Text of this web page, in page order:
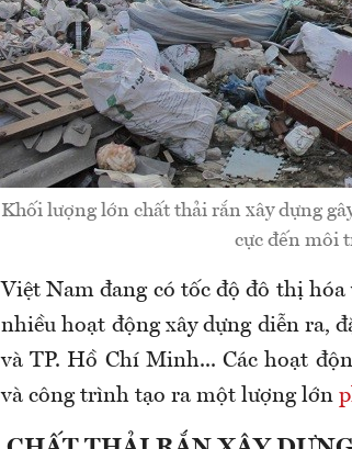
Khối lượng lớn chất thải rắn xây dựng
cực đến môi
Việt Nam đang có tốc độ đô thị
nhiều hoạt động xây dựng diễn ra,
và TP. Hồ Chí Minh... Các hoạt
và công trình tạo ra một lượng lớn